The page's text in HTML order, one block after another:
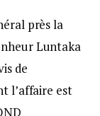
près la
Luntaka
de
l’affaire est